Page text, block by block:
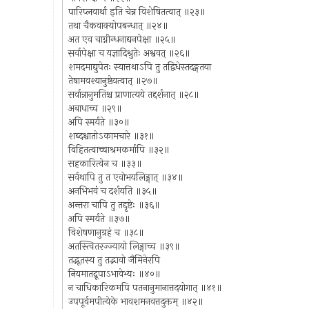
पारिप्लवार्था इति चेन्न विशेषितत्वात् ॥२३॥
तथा चैकवाक्योपबन्धात् ॥२४॥
अत एव चाग्नीन्धनाद्यनपेक्षा ॥२५॥
सर्वापेक्षा च यज्ञादिश्रुतेः अश्ववत् ॥२६॥
शमदमाद्युपेतः स्यात्तथाऽपि तु तद्विधेस्तदङ्गतया
तेषामवश्यानुष्ठेयत्वात् ॥२७॥
सर्वान्नानुमतिश्च प्राणात्यये तद्दर्शनात् ॥२८॥
अबाधाच्च ॥२९॥
अपि स्मर्यते ॥३०॥
शब्दश्चातोऽकामचारे ॥३१॥
विहितत्वाच्चाश्रमकर्मापि ॥३२॥
सहकारित्वेन च ॥३३॥
सर्वथापि तु त एवोभयलिङ्गात् ॥३४॥
अनभिभवं च दर्शयति ॥३५॥
अन्तरा चापि तु तद्दृष्टेः ॥३६॥
अपि स्मर्यते ॥३७॥
विशेषणानुग्रहं च ॥३८॥
अतस्त्वितरज्ज्यायो लिङ्गाच्च ॥३९॥
तद्भूतस्य तु तद्भावो जैमिनेरपि
नियमातद्रूपाऽभावेभ्यः ॥४०॥
न चाधिकारिकमपि पतनानुमानात्तदयोगात् ॥४१॥
उपपूर्वमपीत्येके भावशमनवत्तदुक्तम् ॥४२॥